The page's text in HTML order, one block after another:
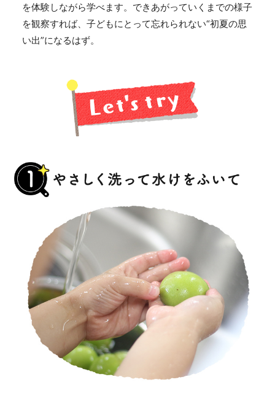
を体験しながら学べます。できあがっていくまでの様子
を観察すれば、子どもにとって忘れられない“初夏の思
い出”になるはず。